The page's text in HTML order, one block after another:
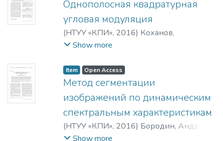
Однополосная квадратурная
угловая модуляция
(НТУУ «КПИ», 2016) Коханов,
Александр Борисович
Levkovskaya, M. Yu.
Show more
Item Open Access
Метод сегментации
изображений по динамическим
спектральным характеристикам
(НТУУ «КПИ», 2016) Бородин, Андрей
Андреевич;Borodyn, Andrii A.
Show more